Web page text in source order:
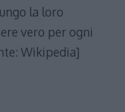
la loro
vero per ogni
Wikipedia]